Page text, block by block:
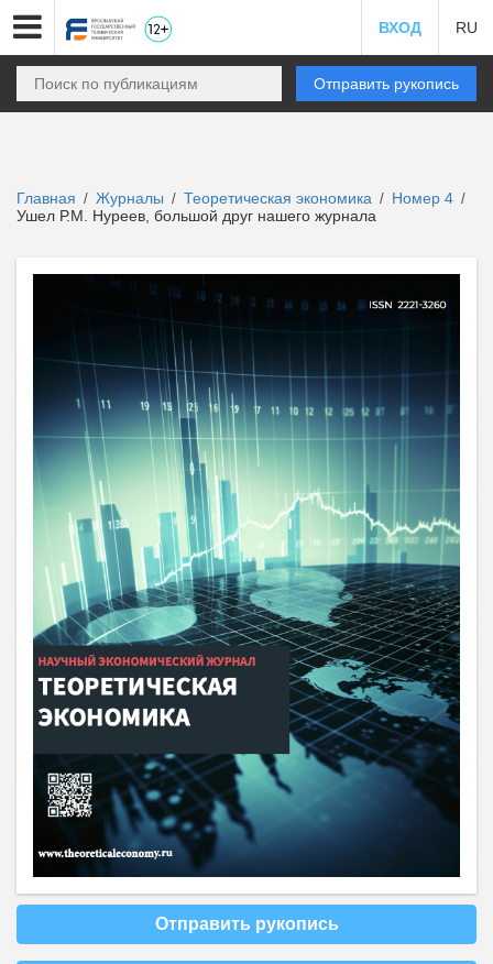
ВХОД RU
Отправить рукопись
Главная / Журналы / Теоретическая экономика / Номер 4 /
Ушел Р.М. Нуреев, большой друг нашего журнала
Отправить рукопись